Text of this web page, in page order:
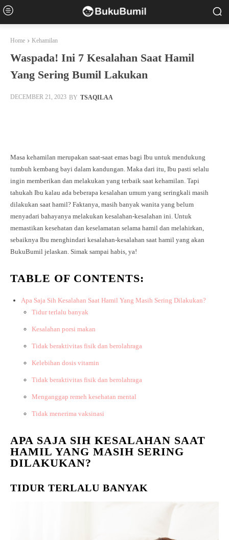
Home Kehamilan
Waspada! Ini 7 Kesalahan Saat Hamil
Yang Sering Bumil Lakukan
DECEMBER 21, 2023 BY TSAQILAA
Masa kehamilan merupakan saat-saat emas bagi Ibu untuk mendukung
tumbuh kembang bayi dalam kandungan. Maka dari itu, Ibu pasti selalu
ingin memberikan dan melakukan yang terbaik saat kehamilan. Tapi
tahukah Ibu kalau ada beberapa kesalahan umum yang seringkali masih
dilakukan saat hamil? Faktanya, masih banyak wanita yang belum
menyadari bahayanya melakukan kesalahan-kesalahan ini. Untuk
memastikan kesehatan dan keselamatan selama hamil dan melahirkan,
sebaiknya Ibu menghindari kesalahan-kesalahan saat hamil yang akan
BukuBumil jelaskan. Simak sampai habis, ya!
TABLE OF CONTENTS:
Apa Saja Sih Kesalahan Saat Hamil Yang Masih Sering Dilakukan?
Tidur terlalu banyak
Kesalahan porsi makan
Tidak beraktivitas fisik dan berolahraga
Kelebihan dosis vitamin
Tidak beraktivitas fisik dan berolahraga
Menganggap remeh kesehatan mental
Tidak menerima vaksinasi
APA SAJA SIH KESALAHAN SAAT
HAMIL YANG MASIH SERING
DILAKUKAN?
TIDUR TERLALU BANYAK